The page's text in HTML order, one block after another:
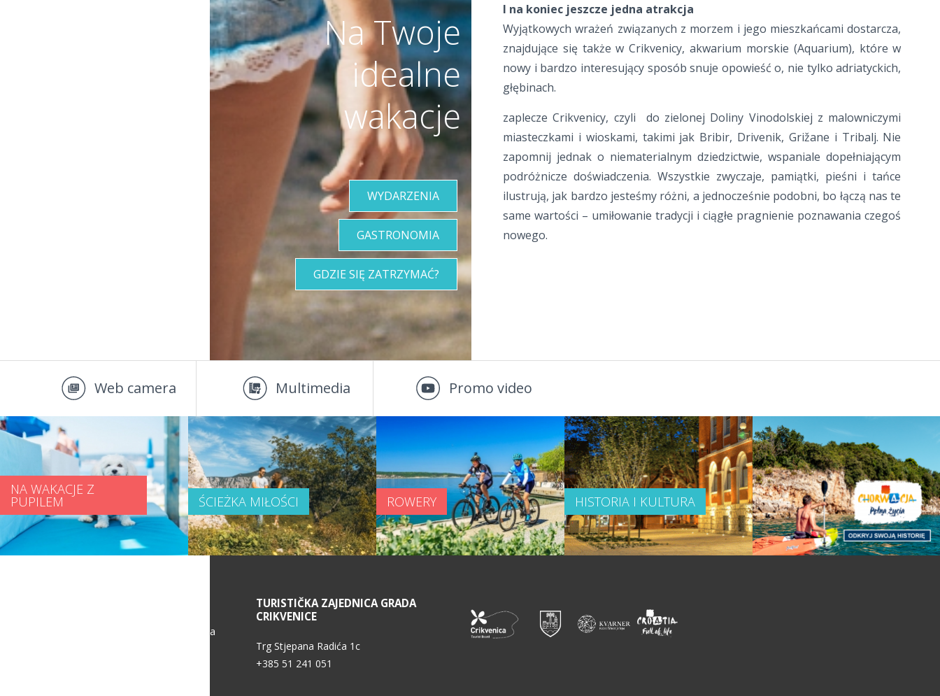
I na koniec jeszcze jedna atrakcja
Wyjątkowych wrażeń związanych z morzem i jego mieszkańcami dostarcza,
znajdujące się także w Crikvenicy, akwarium morskie (Aquarium), które w
nowy i bardzo interesujący sposób snuje opowieść o, nie tylko adriatyckich,
głębinach.
zaplecze Crikvenicy, czyli do zielonej Doliny Vinodolskiej z malowniczymi
miasteczkami i wioskami, takimi jak Bribir, Drivenik, Grižane i Tribalj. Nie
zapomnij jednak o niematerialnym dziedzictwie, wspaniale dopełniającym
podróżnicze doświadczenia. Wszystkie zwyczaje, pamiątki, pieśni i tańce
ilustrują, jak bardzo jesteśmy różni, a jednocześnie podobni, bo łączą nas te
same wartości – umiłowanie tradycji i ciągłe pragnienie poznawania czegoś
nowego.
Na Twoje
idealne
wakacje
WYDARZENIA
GASTRONOMIA
GDZIE SIĘ ZATRZYMAĆ?
Web camera Multimedia Promo video
NA WAKACJE Z
PUPILEM ŚCIEŻKA MIŁOŚCI ROWERY HISTORIA I KULTURA
Politika zaštite osobnih podataka
TURISTIČKA ZAJEDNICA GRADA
CRIKVENICE
Trg Stjepana Radića 1c
+385 51 241 051